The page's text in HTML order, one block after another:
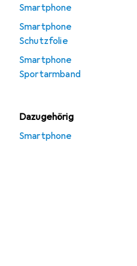
Smartphone
Smartphone
Schutzfolie
Smartphone
Sportarmband
Dazugehörig
Smartphone